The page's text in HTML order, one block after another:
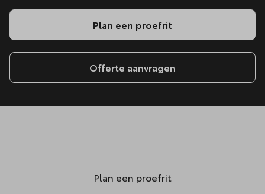
Plan een proefrit
Offerte aanvragen
Plan een proefrit